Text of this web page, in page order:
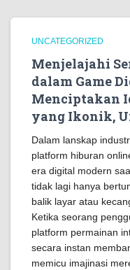
UNCATEGORIZED
Menjelajahi
dalam Game
Menciptakan
yang Ikonik,
Dalam lanskap
platform hiburan
era digital modern
tidak lagi hanya
balik layar atau
Ketika seorang
platform permainan
secara instan
memicu imajinasi